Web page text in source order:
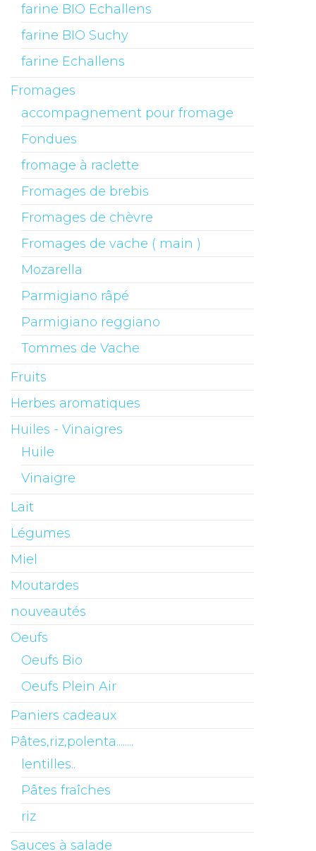
farine BIO Echallens
farine BIO Suchy
farine Echallens
Fromages
accompagnement pour fromage
Fondues
fromage à raclette
Fromages de brebis
Fromages de chèvre
Fromages de vache ( main )
Mozarella
Parmigiano râpé
Parmigiano reggiano
Tommes de Vache
Fruits
Herbes aromatiques
Huiles - Vinaigres
Huile
Vinaigre
Lait
Légumes
Miel
Moutardes
nouveautés
Oeufs
Oeufs Bio
Oeufs Plein Air
Paniers cadeaux
Pâtes,riz,polenta........
lentilles..
Pâtes fraîches
riz
Sauces à salade